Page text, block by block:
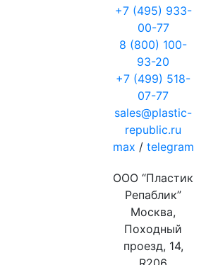
+7 (495) 933-
00-77
8 (800) 100-
93-20
+7 (499) 518-
07-77
sales@plastic-
republic.ru
max / telegram
ООО “Пластик
Репаблик”
Москва,
Походный
проезд, 14,